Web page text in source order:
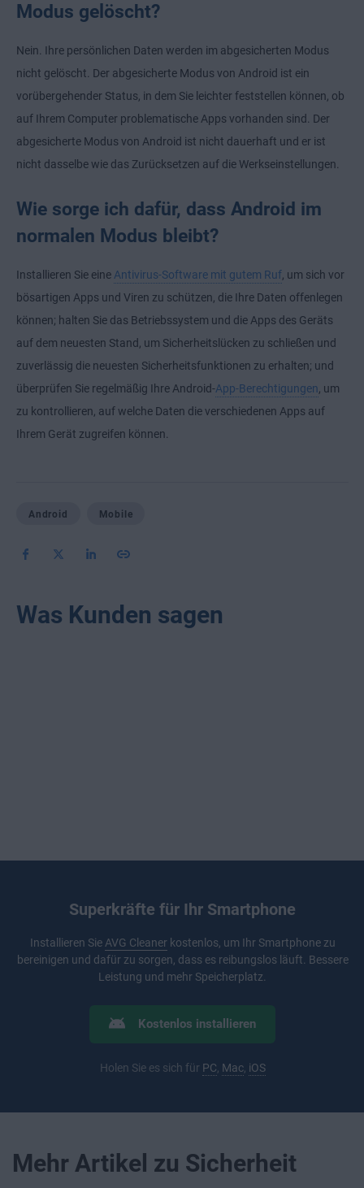
Modus gelöscht?
Nein. Ihre persönlichen Daten werden im abgesicherten Modus
nicht gelöscht. Der abgesicherte Modus von Android ist ein
vorübergehender Status, in dem Sie leichter feststellen können, ob
auf Ihrem Computer problematische Apps vorhanden sind. Der
abgesicherte Modus von Android ist nicht dauerhaft und er ist
nicht dasselbe wie das Zurücksetzen auf die Werkseinstellungen.
Wie sorge ich dafür, dass Android im
normalen Modus bleibt?
Installieren Sie eine Antivirus-Software mit gutem Ruf , um sich vor
bösartigen Apps und Viren zu schützen, die Ihre Daten offenlegen
können; halten Sie das Betriebssystem und die Apps des Geräts
auf dem neuesten Stand, um Sicherheitslücken zu schließen und
zuverlässig die neuesten Sicherheitsfunktionen zu erhalten; und
überprüfen Sie regelmäßig Ihre Android-App-Berechtigungen , um
zu kontrollieren, auf welche Daten die verschiedenen Apps auf
Ihrem Gerät zugreifen können.
Android Mobile
Was Kunden sagen
Superkräfte für Ihr Smartphone
Installieren Sie AVG Cleanerkostenlos, um Ihr Smartphone zu
bereinigen und dafür zu sorgen, dass es reibungslos läuft. Bessere
Leistung und mehr Speicherplatz.
Kostenlos installieren
Holen Sie es sich für PC Mac, iOS
Mehr Artikel zu Sicherheit